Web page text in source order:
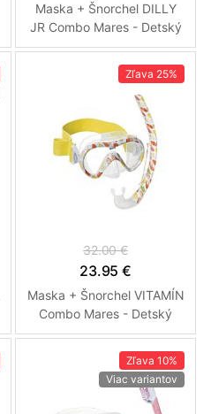
Maska + Šnorchel DILLY
JR Combo Mares - Detský
Růžová
Zľava 25%
32.00 €
23.95 €
Maska + Šnorchel VITAMÍN
Combo Mares - Detský
Zľava 10%
Viac variantov